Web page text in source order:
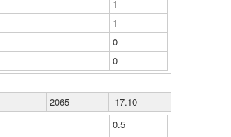
1
1
0
0
2065
-17.10
0.5